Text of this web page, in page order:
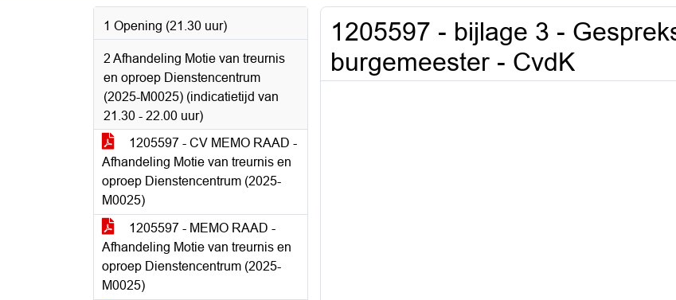
1 Opening (21.30 uur)
2 Afhandeling Motie van treurnis
en oproep Dienstencentrum
(2025-M0025) (indicatietijd van
21.30 - 22.00 uur)
1205597 - CV MEMO RAAD -
Afhandeling Motie van treurnis en
oproep Dienstencentrum (2025-
M0025)
1205597 - MEMO RAAD -
Afhandeling Motie van treurnis en
oproep Dienstencentrum (2025-
M0025)
1205597 - bijlage 3 -
burgemeester - CvdK